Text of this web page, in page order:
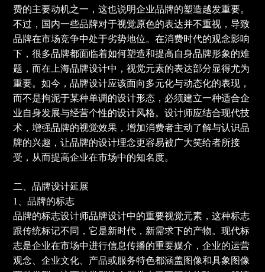
费的主要动机之一，这也说明企业品牌的塑造越发重要。
不过，国内一些品牌对于视觉原色的表达并不重视，导致
品牌在市场竞争中处于劣势地位。在消费时代的观念影响
下，很多品牌都面临着如何塑造和提高自身品牌形象的难
题，而在上海品牌设计中，视觉元素的表达部分显得尤为
重要。如今，品牌设计应该面向多元化与动态化的表现，
而不是拘泥于某种单调的设计形态，必须建立一种适合企
业自身发展与经营个性的设计风格。设计师应结合现代技
术，增强品牌的视觉效果，增加消费者主动了解与认识品
牌的兴趣，让品牌的设计理念更容易被广大笑给者所接
受，从而提高企业在市场中的知名度。
二、品牌设计延展
1、品牌的标志
品牌的标志设计师品牌设计中的重要视觉元素，这种标志
跟传统标记不同，它是新时代，新需求下的产物。现代标
志是企业在市场中进行信息传播的重要媒介，企业的运营
观念、企业文化、产品或服务特色都涵盖图像和具象图像